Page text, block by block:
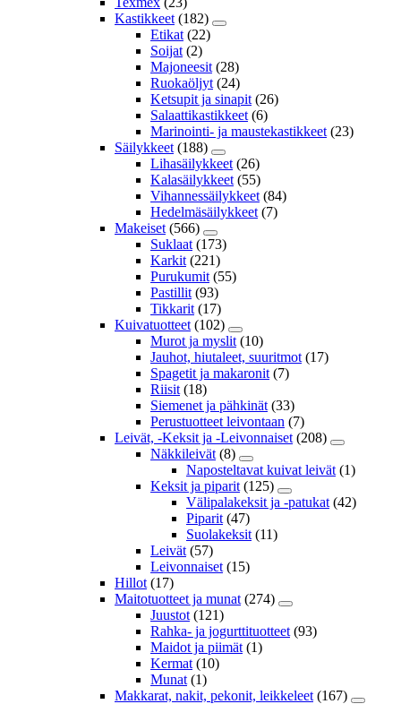
Kastikkeet (182)
Etikat (22)
Soijat (2)
Majoneesit (28)
Ruokaöljyt (24)
Ketsupit ja sinapit (26)
Salaattikastikkeet (6)
Marinointi- ja maustekastikkeet (23)
Säilykkeet (188)
Lihasäilykkeet (26)
Kalasäilykkeet (55)
Vihannessäilykkeet (84)
Hedelmäsäilykkeet (7)
Makeiset (566)
Suklaat (173)
Karkit (221)
Purukumit (55)
Pastillit (93)
Tikkarit (17)
Kuivatuotteet (102)
Murot ja myslit (10)
Jauhot, hiutaleet, suuritmot (17)
Spagetit ja makaronit (7)
Riisit (18)
Siemenet ja pähkinät (33)
Perustuotteet leivontaan (7)
Leivät, -Keksit ja -Leivonnaiset (208)
Näkkileivät (8)
Naposteltavat kuivat leivät (1)
Keksit ja piparit (125)
Välipalakeksit ja -patukat (42)
Piparit (47)
Suolakeksit (11)
Leivät (57)
Leivonnaiset (15)
Hillot (17)
Maitotuotteet ja munat (274)
Juustot (121)
Rahka- ja jogurttituotteet (93)
Maidot ja piimät (1)
Kermat (10)
Munat (1)
Makkarat, nakit, pekonit, leikkeleet (167)